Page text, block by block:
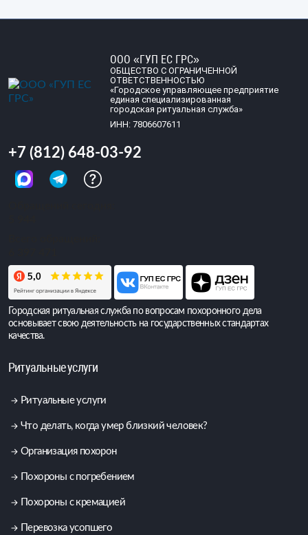
ООО «ГУП ЕС ГРС»
ОБЩЕСТВО С ОГРАНИЧЕННОЙ
ОТВЕТСТВЕННОСТЬЮ
«Городское управляющее предприятие
единая специализированная
городская ритуальная служба»
ИНН: 7806607611
+7 (812) 648-03-92
Городская ритуальная служба по вопросам похоронного дела
основывает свою деятельность на государственных стандартах
качества.
Ритуальные услуги
Ритуальные услуги
Что делать, когда умер близкий человек?
Организация похорон
Похороны с погребением
Похороны с кремацией
Перевозка усопшего